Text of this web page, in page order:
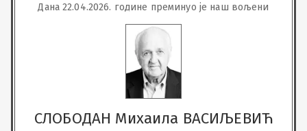
Дана 22.04.2026. године преминуо је наш вољени
СЛОБОДАН Михаила ВАСИЉЕВИЋ